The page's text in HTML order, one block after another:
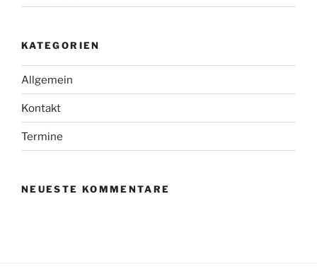
KATEGORIEN
Allgemein
Kontakt
Termine
NEUESTE KOMMENTARE